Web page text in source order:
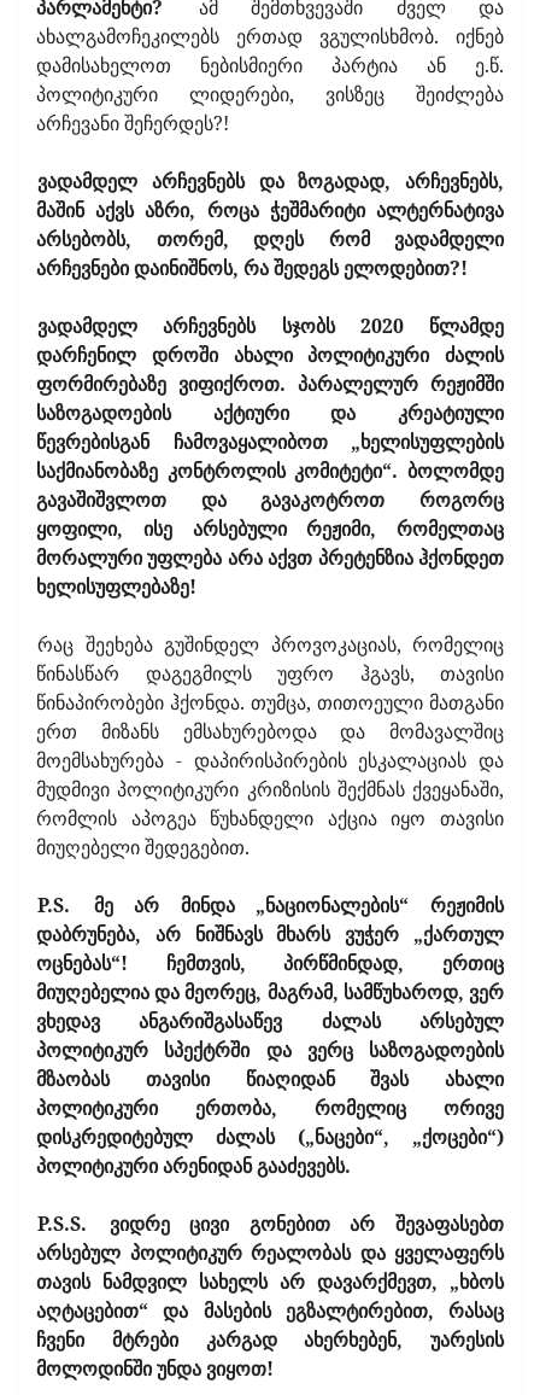
პარლამენტი?
ამ შემთხვევაში ძველ და
ახალგამოჩეკილებს ერთად ვგულისხმობ. იქნებ
დამისახელოთ ნებისმიერი პარტია ან ე.წ.
პოლიტიკური ლიდერები, ვისზეც შეიძლება
არჩევანი შეჩერდეს?!
ვადამდელ არჩევნებს და ზოგადად, არჩევნებს,
მაშინ აქვს აზრი, როცა ჭეშმარიტი ალტერნატივა
არსებობს, თორემ, დღეს რომ ვადამდელი
არჩევნები დაინიშნოს, რა შედეგს ელოდებით?!
ვადამდელ არჩევნებს სჯობს 2020 წლამდე
დარჩენილ დროში ახალი პოლიტიკური ძალის
ფორმირებაზე ვიფიქროთ. პარალელურ რეჟიმში
საზოგადოების აქტიური და კრეატიული
წევრებისგან ჩამოვაყალიბოთ „ხელისუფლების
საქმიანობაზე კონტროლის კომიტეტი“. ბოლომდე
გავაშიშვლოთ და გავაკოტროთ როგორც
ყოფილი, ისე არსებული რეჟიმი, რომელთაც
მორალური უფლება არა აქვთ პრეტენზია ჰქონდეთ
ხელისუფლებაზე!
რაც შეეხება გუშინდელ პროვოკაციას, რომელიც
წინასწარ დაგეგმილს უფრო ჰგავს, თავისი
წინაპირობები ჰქონდა. თუმცა, თითოეული მათგანი
ერთ მიზანს ემსახურებოდა და მომავალშიც
მოემსახურება - დაპირისპირების ესკალაციას და
მუდმივი პოლიტიკური კრიზისის შექმნას ქვეყანაში,
რომლის აპოგეა წუხანდელი აქცია იყო თავისი
მიუღებელი შედეგებით.
P.S.
მე არ მინდა „ნაციონალების“ რეჟიმის
დაბრუნება, არ ნიშნავს მხარს ვუჭერ „ქართულ
ოცნებას“! ჩემთვის, პირწმინდად, ერთიც
მიუღებელია და მეორეც, მაგრამ, სამწუხაროდ, ვერ
ვხედავ ანგარიშგასაწევ ძალას არსებულ
პოლიტიკურ სპექტრში და ვერც საზოგადოების
მზაობას თავისი წიაღიდან შვას ახალი
პოლიტიკური ერთობა, რომელიც ორივე
დისკრედიტებულ ძალას („ნაცები“, „ქოცები“)
პოლიტიკური არენიდან გააძევებს.
P.S.S.
ვიდრე ცივი გონებით არ შევაფასებთ
არსებულ პოლიტიკურ რეალობას და ყველაფერს
თავის ნამდვილ სახელს არ დავარქმევთ, „ხბოს
აღტაცებით“ და მასების ეგზალტირებით, რასაც
ჩვენი მტრები კარგად ახერხებენ, უარესის
მოლოდინში უნდა ვიყოთ!